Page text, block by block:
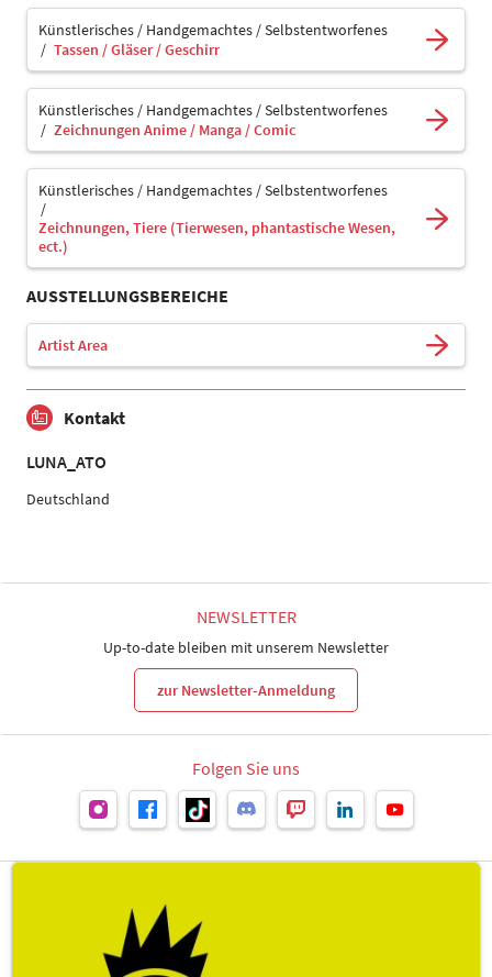
Künstlerisches / Handgemachtes / Selbstentworfenes
Tassen / Gläser / Geschirr
Künstlerisches / Handgemachtes / Selbstentworfenes
Zeichnungen Anime / Manga / Comic
Künstlerisches / Handgemachtes / Selbstentworfenes
Zeichnungen, Tiere (Tierwesen, phantastische Wesen,
ect.)
AUSSTELLUNGSBEREICHE
Artist Area
Kontakt
LUNA_ATO
Deutschland
NEWSLETTER
Up-to-date bleiben mit unserem Newsletter
zur Newsletter-Anmeldung
Folgen Sie uns